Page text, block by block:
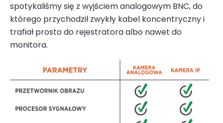
spotykaliśmy się z wyjściem analogowym BNC, do
którego przychodził zwykły kabel koncentryczny i
trafiał prosto do rejestratora albo nawet do
monitora.